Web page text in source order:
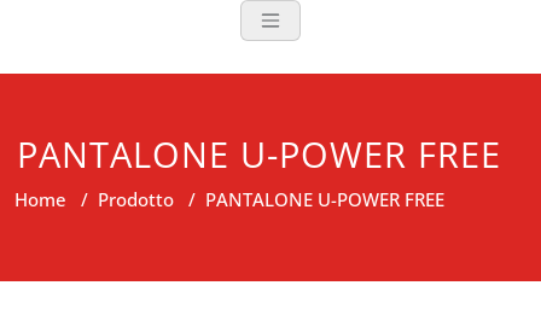
PANTALONE U-POWER FREE
Home / Prodotto / PANTALONE U-POWER FREE